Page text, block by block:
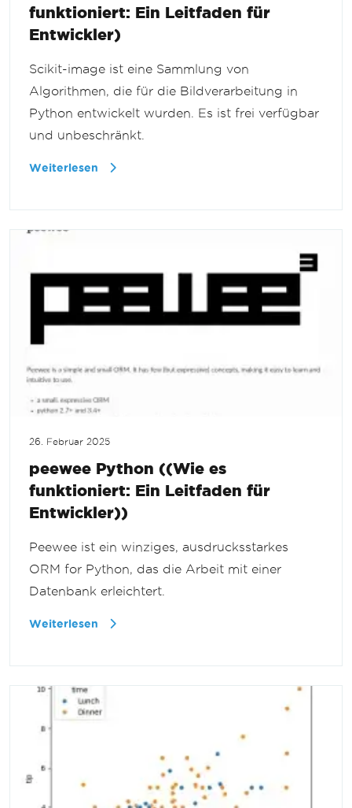
funktioniert: Ein Leitfaden für
Entwickler)
Scikit-image ist eine Sammlung von
Algorithmen, die für die Bildverarbeitung in
Python entwickelt wurden. Es ist frei verfügbar
und unbeschränkt.
Weiterlesen
26. Februar 2025
peewee Python ((Wie es
funktioniert: Ein Leitfaden für
Entwickler))
Peewee ist ein winziges, ausdrucksstarkes
ORM for Python, das die Arbeit mit einer
Datenbank erleichtert.
Weiterlesen